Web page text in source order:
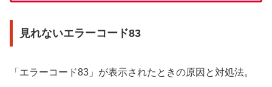
見れないエラーコード83
「エラーコード83」が表示されたときの原因と対処法。